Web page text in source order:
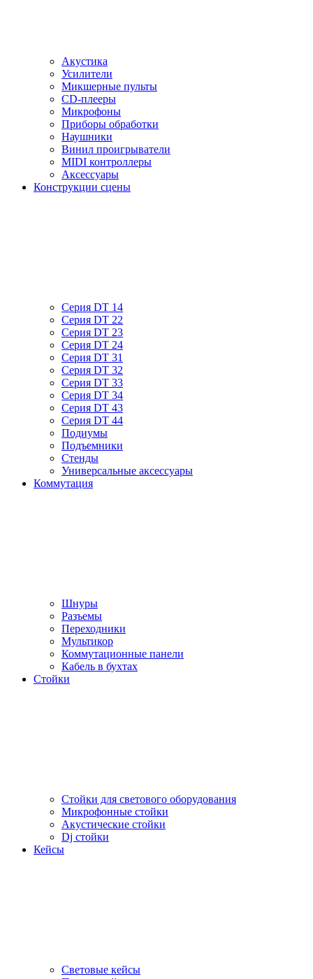
Акустика
Усилители
Микшерные пульты
CD-плееры
Микрофоны
Приборы обработки
Наушники
Винил проигрыватели
MIDI контроллеры
Аксессуары
Конструкции сцены
Серия DT 14
Серия DT 22
Серия DT 23
Серия DT 24
Серия DT 31
Серия DT 32
Серия DT 33
Серия DT 34
Серия DT 43
Серия DT 44
Подиумы
Подъемники
Стенды
Универсальные аксессуары
Коммутация
Шнуры
Разъемы
Переходники
Мультикор
Коммутационные панели
Кабель в бухтах
Стойки
Стойки для светового оборудования
Микрофонные стойки
Акустические стойки
Dj стойки
Кейсы
Световые кейсы